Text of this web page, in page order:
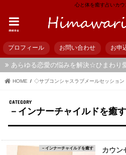
心と体を癒す占いカ
menu
プロフィール お問い合わせ お申
あらゆる恋愛の悩みを解決☆ひまわり
HOME ◇サブコンシャスラブメールセッション
－インナーチャイルドを癒す
－インナーチャイルドを癒す
カウン